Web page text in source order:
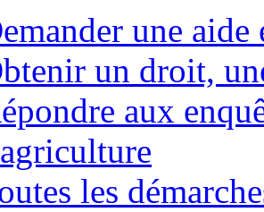
une aide
un droit,
aux
les